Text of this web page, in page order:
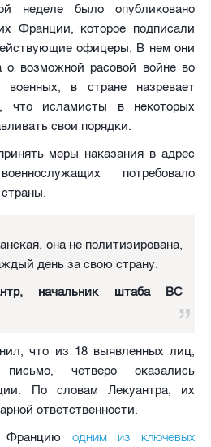
неделе было опубликовано
Франции, которое подписали
офицеры. В нем они
о возможной расовой войне во
в стране назревает
что исламисты в некоторых
свои порядки.
меры наказания в адрес
потребовало
она не политизирована,
день за свою страну.
начальник штаба ВС
что из 18 выявленных лиц,
четверо оказались
По словам Лекуантра, их
ответственности.
Францию одним из ключевых